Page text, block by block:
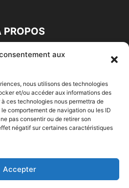
aux
nous utilisons des technologies
et/ou accéder aux informations des
ces technologies nous permettra de
comportement de navigation ou les ID
pas consentir ou de retirer son
négatif sur certaines caractéristiques
Accepter
PROPOS
NOUS
Entrepreneur Afrique
Auto-Moto